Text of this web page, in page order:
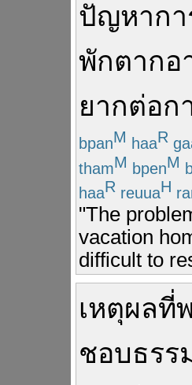
ปัญหาก
พักตากอ
ยากต่อก
bpanM haaR
thamM bpenM
haaR reuuaH
"The
vacation
difficult to
เหตุผลที่
ชอบธรร